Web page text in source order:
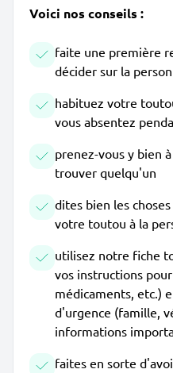
Voici nos conseils :
faite une première
décider sur la
habituez votre
vous absentez
prenez-vous y bien
trouver quelqu'un
dites bien les
votre toutou à la
utilisez notre fiche
vos instructions
médicaments, etc.)
d'urgence (famille,
informations
faites en sorte